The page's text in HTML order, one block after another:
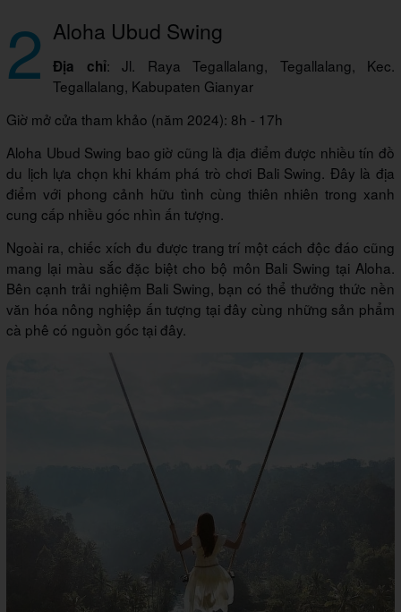
2 Aloha Ubud Swing
Địa chỉ: Jl. Raya Tegallalang, Tegallalang, Kec.
Tegallalang, Kabupaten Gianyar
Giờ mở cửa tham khảo (năm 2024): 8h - 17h
Aloha Ubud Swing bao giờ cũng là địa điểm được nhiều tín đồ
du lịch lựa chọn khi khám phá trò chơi Bali Swing. Đây là địa
điểm với phong cảnh hữu tình cùng thiên nhiên trong xanh
cung cấp nhiều góc nhìn ấn tượng.
Ngoài ra, chiếc xích đu được trang trí một cách độc đáo cũng
mang lại màu sắc đặc biệt cho bộ môn Bali Swing tại Aloha.
Bên cạnh trải nghiệm Bali Swing, bạn có thể thưởng thức nền
văn hóa nông nghiệp ấn tượng tại đây cùng những sản phẩm
cà phê có nguồn gốc tại đây.